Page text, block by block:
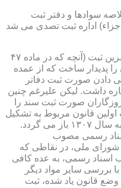
سوادها و دفتر ثبت
اداره ثبت تصدی می شد
قانون یاد شده، در شرح وظائف مباشرین ثبت (آنچه كه در ماده ۴۷
را پدیدار ساخت كه از عمده
دادن صورت ثبت دفاتر
داشت. لیكن علیرغم چنین
صورت ثبت سند را
اولین قانون مربوط به تشكیل
مستقل دفترخانه های اسناد رسمی، به سال ۱۳۰۷ باز می گردد.
اسناد رسمی مصوب
شورای ملی، در نقاطی كه
اسناد رسمی، به عده كافی
بررسی سایر مواد دیگر
قانون یاد شده، ثبت